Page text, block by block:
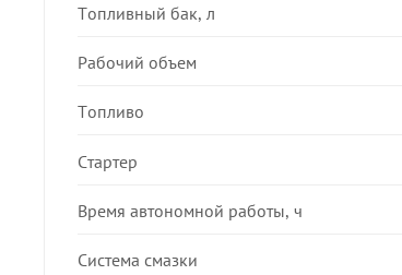
Топливный бак, л
Рабочий объем
Топливо
Стартер
Время автономной работы, ч
Система смазки